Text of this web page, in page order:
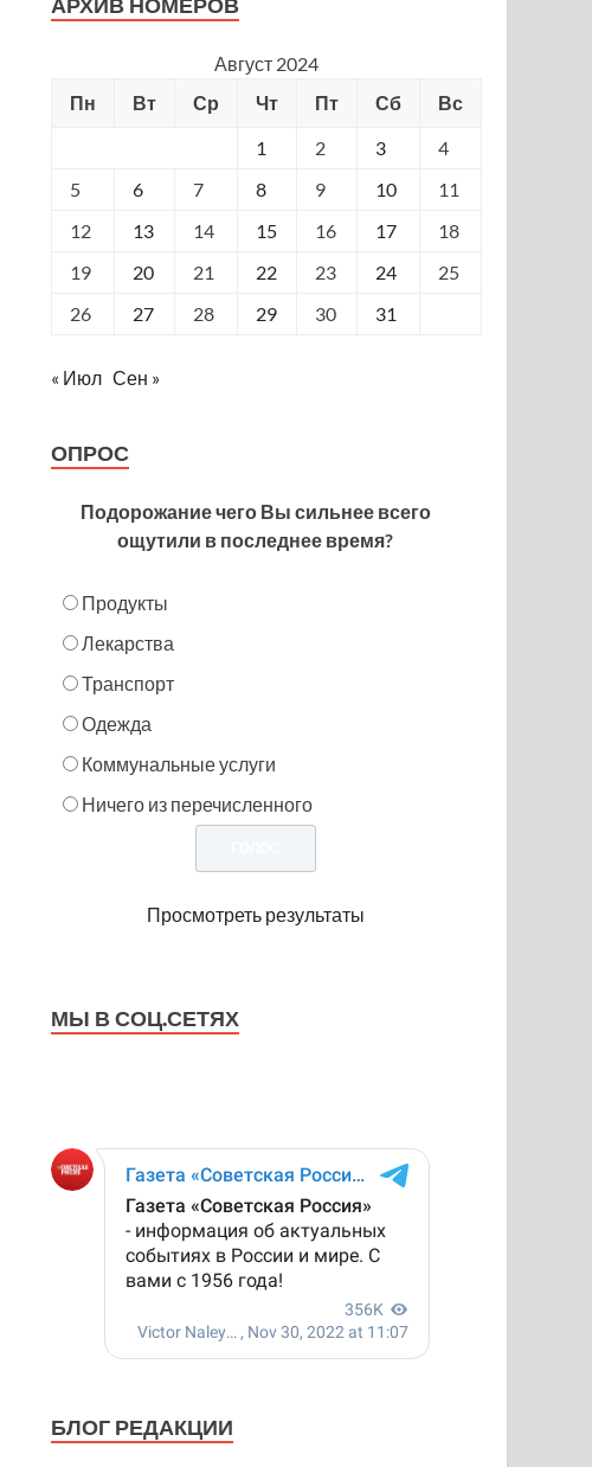
Август 2024
Пн
Вт Ср Чт Пт Сб
Вс
1
2 3
4
5
6 7 8 9 10
11
12
13 14 15 16 17
18
19
20 21 22 23 24
25
26
27 28 29 30 31
« Июл Сен »
ОПРОС
Подорожание чего Вы сильнее всего
ощутили в последнее время?
Продукты
Лекарства
Транспорт
Одежда
Коммунальные услуги
Ничего из перечисленного
Просмотреть результаты
МЫ В СОЦ.СЕТЯХ
БЛОГ РЕДАКЦИИ